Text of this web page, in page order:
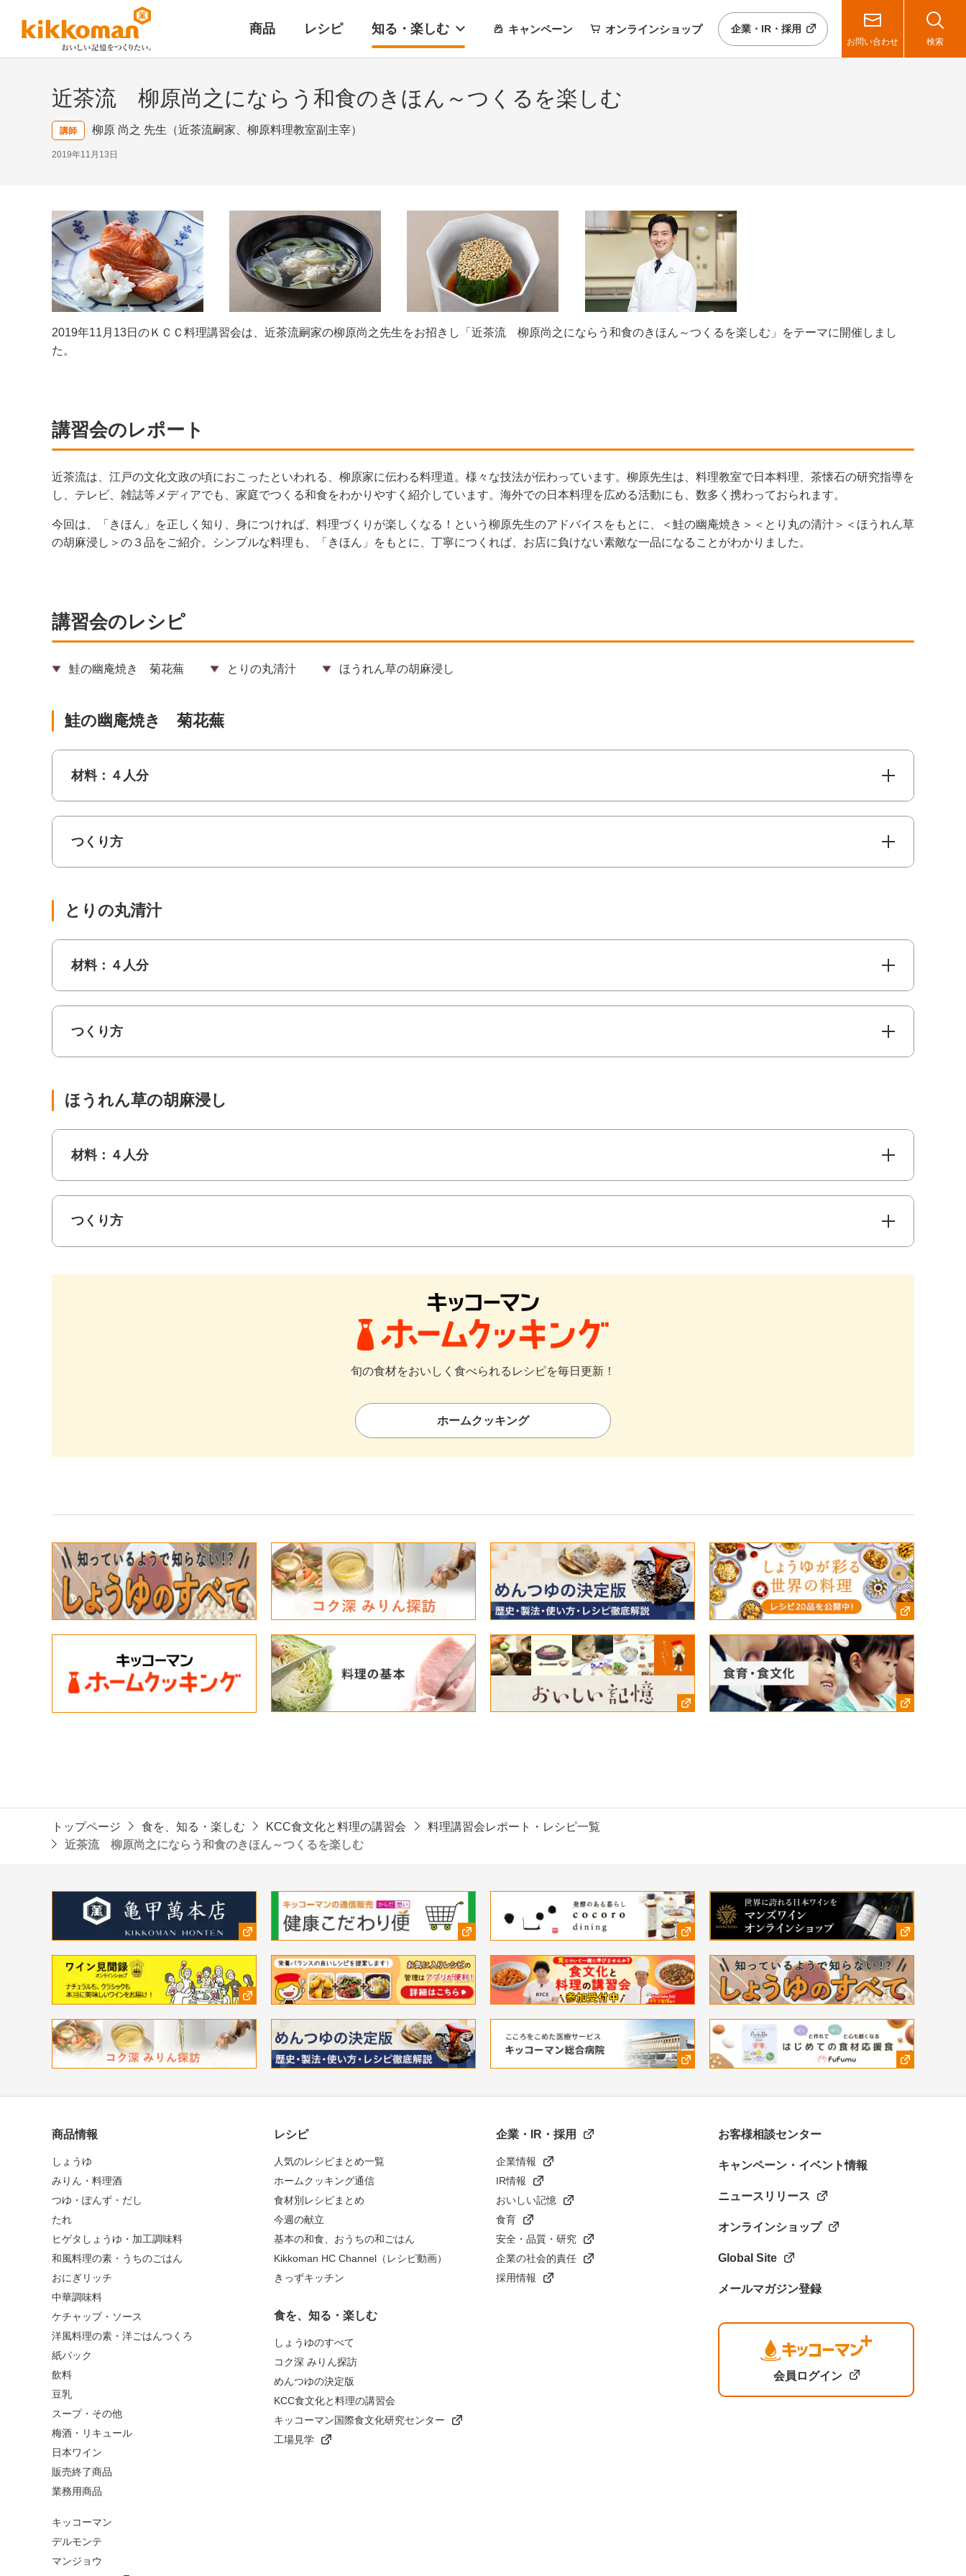
商品 レシピ 知る・楽しむ キャンペーン オンラインショップ 企業・IR・採用
お問い合わせ 検索
近茶流 柳原尚之にならう和食のきほん～つくるを楽しむ
講師 柳原 尚之 先生（近茶流嗣家、柳原料理教室副主宰）
2019年11月13日
2019年11月13日のＫＣＣ料理講習会は、近茶流嗣家の柳原尚之先生をお招きし「近茶流 柳原尚之にならう和食のきほん～つくるを楽しむ」をテーマに開催しまし
た。
講習会のレポート
近茶流は、江戸の文化文政の頃におこったといわれる、柳原家に伝わる料理道。様々な技法が伝わっています。柳原先生は、料理教室で日本料理、茶懐石の研究指導を
し、テレビ、雑誌等メディアでも、家庭でつくる和食をわかりやすく紹介しています。海外での日本料理を広める活動にも、数多く携わっておられます。
今回は、「きほん」を正しく知り、身につければ、料理づくりが楽しくなる！という柳原先生のアドバイスをもとに、＜鮭の幽庵焼き＞＜とり丸の清汁＞＜ほうれん草
の胡麻浸し＞の３品をご紹介。シンプルな料理も、「きほん」をもとに、丁寧につくれば、お店に負けない素敵な一品になることがわかりました。
講習会のレシピ
鮭の幽庵焼き 菊花蕪 とりの丸清汁 ほうれん草の胡麻浸し
鮭の幽庵焼き 菊花蕪
材料：４人分
つくり方
とりの丸清汁
材料：４人分
つくり方
ほうれん草の胡麻浸し
材料：４人分
つくり方
旬の食材をおいしく食べられるレシピを毎日更新！
ホームクッキング
トップページ 食を、知る・楽しむ KCC食文化と料理の講習会
料理講習会レポート・レシピ一覧
近茶流 柳原尚之にならう和食のきほん～つくるを楽しむ
商品情報
しょうゆ
みりん・料理酒
つゆ・ぽんず・だし
たれ
ヒゲタしょうゆ・加工調味料
和風料理の素・うちのごはん
おにぎリッチ
中華調味料
ケチャップ・ソース
洋風料理の素・洋ごはんつくろ
紙パック
飲料
豆乳
スープ・その他
梅酒・リキュール
日本ワイン
販売終了商品
業務用商品
キッコーマン
デルモンテ
マンジョウ
レシピ
人気のレシピまとめ一覧
ホームクッキング通信
食材別レシピまとめ
今週の献立
基本の和食、おうちの和ごはん
Kikkoman HC Channel（レシピ動画）
きっずキッチン
食を、知る・楽しむ
しょうゆのすべて
コク深 みりん探訪
めんつゆの決定版
KCC食文化と料理の講習会
キッコーマン国際食文化研究センター
工場見学
企業・IR・採用
企業情報
IR情報
おいしい記憶
食育
安全・品質・研究
企業の社会的責任
採用情報
お客様相談センター
キャンペーン・イベント情報
ニュースリリース
オンラインショップ
Global Site
メールマガジン登録
会員ログイン